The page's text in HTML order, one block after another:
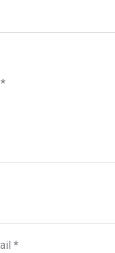
*
*